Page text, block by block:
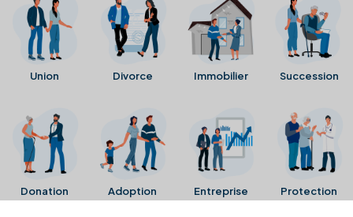
Union Divorce Immobilier Succession
Donation Adoption Entreprise Protection